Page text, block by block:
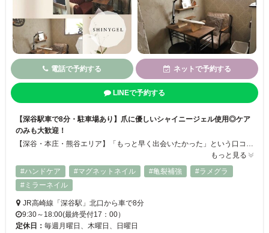
電話で予約する ネットで予約する
LINEで予約する
【深谷駅車で8分・駐車場あり】爪に優しいシャイニージェル使用◎ケア
のみも大歓迎！
もっと見る
#ハンドケア
#マグネットネイル #亀裂補強
#ラメグラ
#ミラーネイル
JR高崎線「深谷駅」北口から車で8分
9:30～18:00(最終受付17：00）
定休日： 毎週月曜日、木曜日、日曜日